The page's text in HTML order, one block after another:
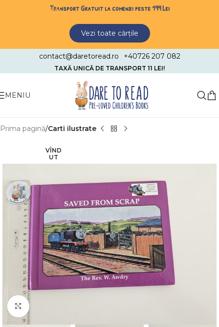
Skip to navigationTransport Gratuit la comenzi peste 199 Lei
Vezi toate cărțile
contact@daretoread.ro +40726 207 082
TAXĂ UNICĂ DE TRANSPORT 11 LEI!
MENIU
Prima pagină Carti ilustrate
VÎND
UT
Faceți click pentru a mări